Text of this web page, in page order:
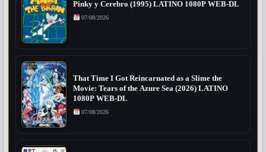
Pinky y Cerebro (1995) LATINO 1080P WEB-DL
07/08/2026
That Time I Got Reincarnated as a Slime the
Movie: Tears of the Azure Sea (2026) LATINO
1080P WEB-DL
07/08/2026